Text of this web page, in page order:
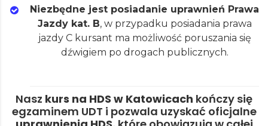
Niezbędne jest posiadanie uprawnień Prawa
Jazdy kat. B, w przypadku posiadania prawa
jazdy C kursant ma możliwość poruszania się
dźwigiem po drogach publicznych.
Nasz kurs na HDS w Katowicach kończy się
egzaminem UDT i pozwala uzyskać oficjalne